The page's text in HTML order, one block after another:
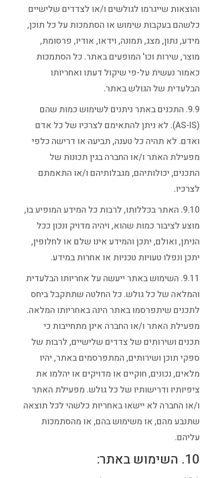
והוצאות שייגרמו לגולשים ו/או לצדדים שלישיים
כלשהם בעקבות שימוש או הסתמכות על כל תוכן,
מידע, נתון, מצג, תמונה, וידאו, אודיו, פרסומת,
מוצר, שירות וכו' המופעים באתר. כל הסתמכות
כאמור נעשית על-פי שיקול דעתו ואחריותו
הבלעדית של הגולש באתר.
9.9. התכנים באתר ניתנים לשימוש כמות שהם
(AS-IS). לא ניתן להתאימם לצרכיו של כל אדם
ואדם. לא תהיה כל טענה, תביעה או דרישה כלפי
מפעילת האתר ו/או החברה בגין תכונות של
התכנים, יכולותיהם, מגבלותיהם ו/או התאמתם
לצרכיו.
9.10. האתר בכללותו, לרבות כל המידע המופיע בו,
מוצע לציבור כמות שהוא, ויהיה מדויק ונכון ככל
הניתן, ואולם, יתכן והמידע אינו שלם או לחלופין,
יתכן ונפלו טעויות טכניות או אחרות במידע.
9.11. השימוש באתר ייעשה על אחריותו הבלעדית
והמלאה של כל גולש. כל החלטה שתתקבל ביחס
לתכנים שיתפרסמו באתר הינה באחריותו המלאה.
מפעילת האתר ו/או החברה אינן מתחייבות כי
תכנים ושירותים של צדדים שלישיים, לרבות של
ספקי תוכן ושירותים, המתפרסמים באתר, יהיו
מלאים, נכונים, חוקיים או מדויקים או יהלמו את
ציפיותיו ודרישותיו של כל גולש. מפעילת האתר
ו/או החברה לא יישאו באחריות כלשהי לכל תוצאה
שתנבע מהם, או משימוש בהם, או מהסתמכות
עליהם.
10. השימוש באתר: